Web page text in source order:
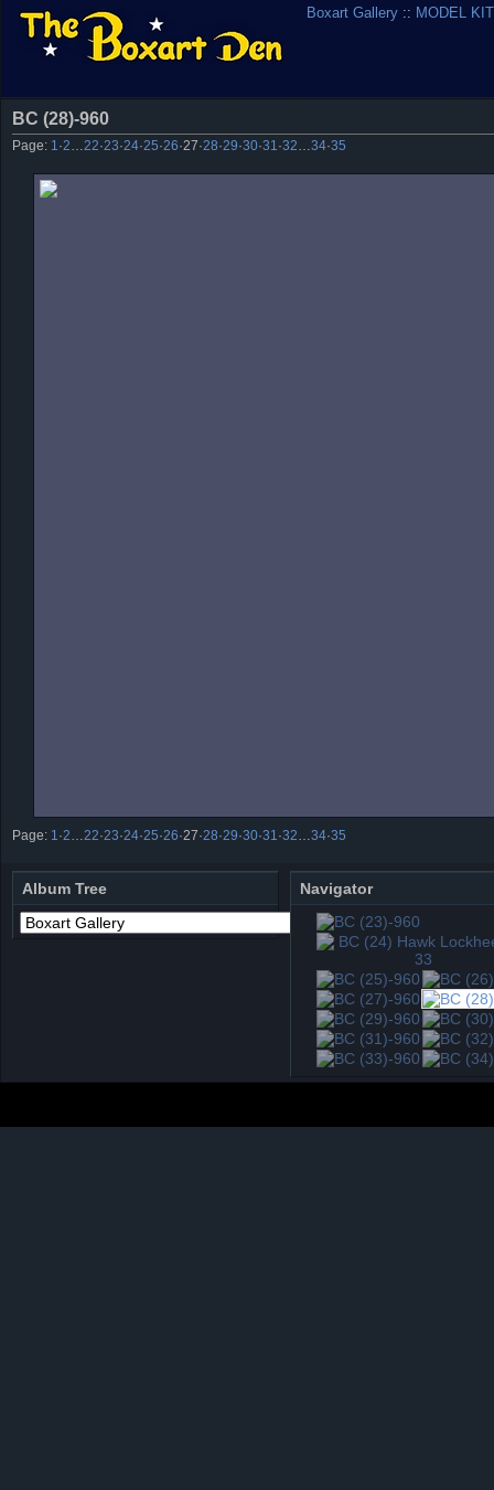
Boxart Gallery :: MODEL
BC (28)-960
Page: 1 ·2 22·23·24·25·26·27·28·29·30·31 ·32 34·35
Page: 1 ·2 22·23·24·25·26·27·28·29·30·31 ·32 34·35
Album Tree Navigator